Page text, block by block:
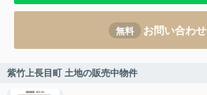
無料 お問い合わせ
紫竹上長目町 土地の販売中物件